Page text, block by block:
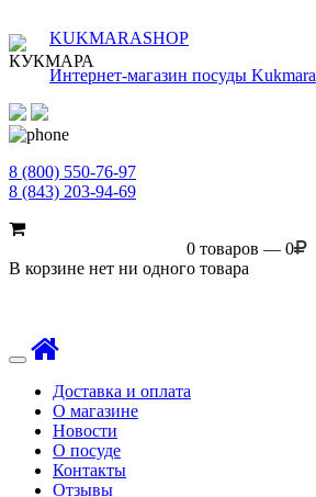
KUKMARASHOP
Интернет-магазин посуды Kukmara
8 (800) 550-76-97
8 (843) 203-94-69
0 товаров — 0
В корзине нет ни одного товара
Toggle
navigationДоставка и оплата
О магазине
Новости
О посуде
Контакты
Отзывы